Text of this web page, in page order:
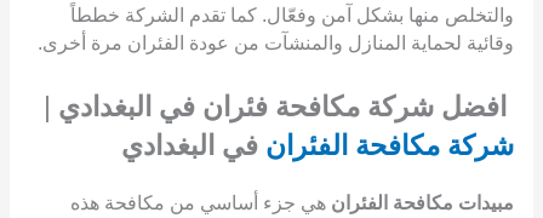
والتخلص منها بشكل آمن وفعّال. كما تقدم الشركة خططاً
وقائية لحماية المنازل والمنشآت من عودة الفئران مرة أخرى.
افضل شركة مكافحة فئران في البغدادي |
شركة مكافحة الفئران في البغدادي
مبيدات مكافحة الفئران هي جزء أساسي من مكافحة هذه